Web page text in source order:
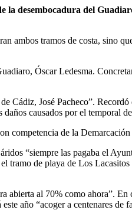
desembocadura del
ambos tramos de costa, sino
Óscar Ledesma.
Cádiz, José Pacheco”.
causados por el temporal
competencia de la Demarcación
“siempre las pagaba el
tramo de playa de Los
abierta al 70% como ahora”. En
año “acoger a centenares de